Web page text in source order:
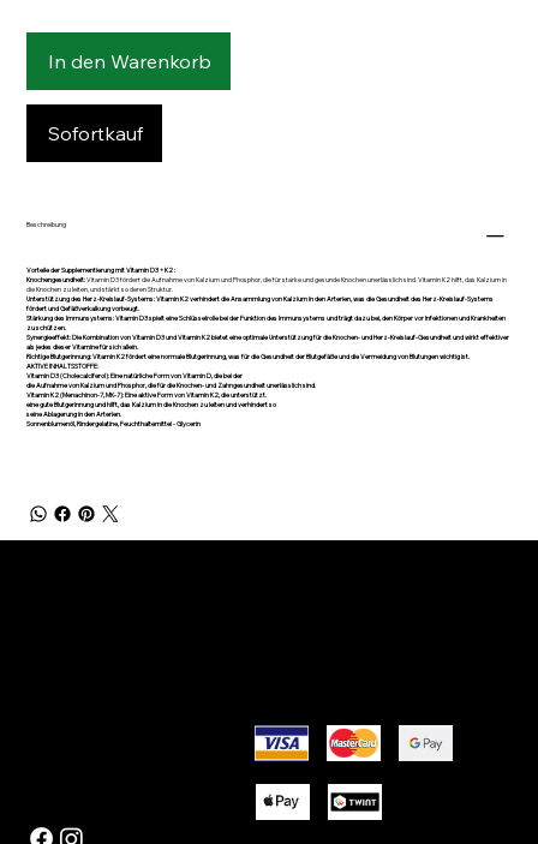
In den Warenkorb
Sofortkauf
Beschreibung
Vorteile der Supplementierung mit Vitamin D3 + K2 :
Knochengesundheit:Vitamin D3 fördert die Aufnahme von Kalzium und Phosphor, die für starke und gesunde Knochen unerlässlich sind. Vitamin K2 hilft, das Kalzium in
die Knochen zu leiten, und stärkt so deren Struktur.
Unterstützung des Herz-Kreislauf-Systems: Vitamin K2 verhindert die Ansammlung von Kalzium in den Arterien, was die Gesundheit des Herz-Kreislauf-Systems
fördert und Gefäßverkalkung vorbeugt.
Stärkung des Immunsystems: Vitamin D3 spielt eine Schlüsselrolle bei der Funktion des Immunsystems und trägt dazu bei, den Körper vor Infektionen und Krankheiten
zu schützen.
Synergieeffekt: Die Kombination von Vitamin D3 und Vitamin K2 bietet eine optimale Unterstützung für die Knochen- und Herz-Kreislauf-Gesundheit und wirkt effektiver
als jedes dieser Vitamine für sich allein.
Richtige Blutgerinnung: Vitamin K2 fördert eine normale Blutgerinnung, was für die Gesundheit der Blutgefäße und die Vermeidung von Blutungen wichtig ist.
AKTIVE INHALTSSTOFFE:
Vitamin D3 (Cholecalciferol): Eine natürliche Form von Vitamin D, die bei der
die Aufnahme von Kalzium und Phosphor, die für die Knochen- und Zahngesundheit unerlässlich sind.
Vitamin K2 (Menachinon-7, MK-7): Eine aktive Form von Vitamin K2, die unterstützt.
eine gute Blutgerinnung und hilft, das Kalzium in die Knochen zu leiten und verhindert so
seine Ablagerung in den Arterien.
Sonnenblumenöl, Rindergelatine, Feuchthaltemittel - Glycerin